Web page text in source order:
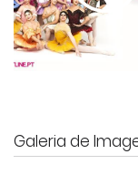
Galeria de